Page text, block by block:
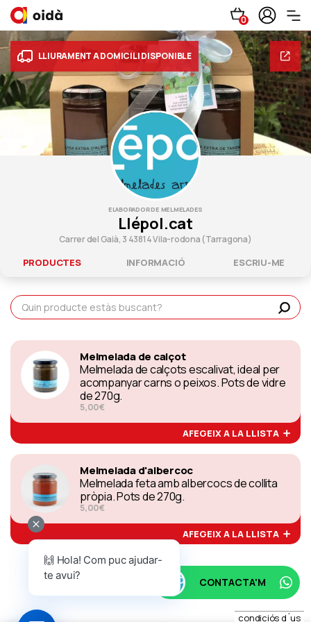
0
LLIURAMENT A DOMICILI DISPONIBLE
ELABORADOR DE MELMELADES
Llépol.cat
Carrer del Gaià, 3 43814 Vila-rodona (Tarragona)
PRODUCTES INFORMACIÓ ESCRIU-ME
Melmelada de calçot
Melmelada de calçots escalivat, ideal per
acompanyar carns o peixos. Pots de vidre
de 270g.
5,00€
AFEGEIX A LA LLISTA
Melmelada d'albercoc
Melmelada feta amb albercocs de collita
pròpia. Pots de 270g.
5,00€
AFEGEIX A LA LLISTA
condiciós d´us
CONTACTA'M
🙌 Hola! Com puc ajudar-
te avui?